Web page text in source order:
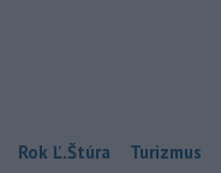
Rok Ľ.Štúra Turizmus